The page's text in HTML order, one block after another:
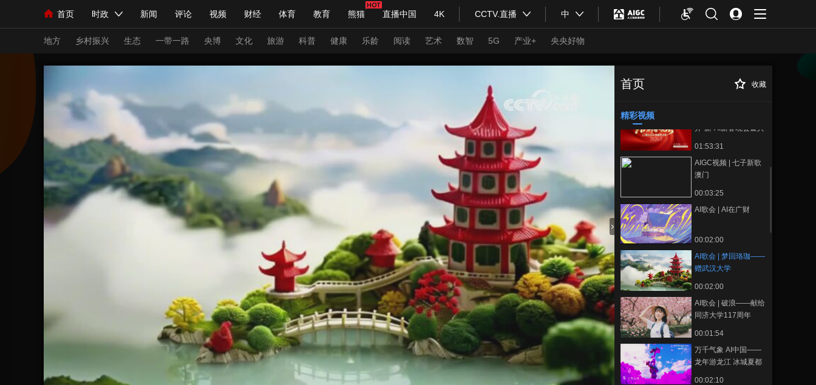
首页 时政 新闻 评论 视频 财经 体育 教育 熊猫 直播中国 4K CCTV.直播 中
人民领袖习近平 联播+ 中国领导人 央视快评 习式妙语 热解读 天天学习
直播 栏目大全 节目单 听音 微视频 主持人 下载央视影音
海外频道 iPanda English Монгол
地方 乡村振兴 生态 一带一路 央博 文化 旅游 科普 健康 乐龄 阅读 艺术 数智 5G 产业+ 央央好物
总台春晚
国内 国际 评论 经济 科技 法治 文娱 人物 图片
人民领袖习近平 联播+ 热解读 天天学习 习式妙语 光华锐评 锋面
小央视频 小央直播 直播中国 熊猫频道 VR/AR
现场 比划 快看 蓝海中国 新兵请入列
2026年冬奥会 NBA 中超 国足 国际足球 网球 综合体育 亚冬会
体育江湖 文化体育 冰雪道路 足球道路
一带一路 央博 非遗 文化 旅游 科普 健康 乐龄 阅读 艺术 汽车 数智 5G 产业+
大国保险 云顶对话 云起 超级工厂 智敬中国 全民健康 颜选攻略 海洋 时尚 天气 才艺 网展 央央好物
首页 收藏
精彩视频
AI歌会 | 梦回珞珈
AIGC视频 | 《谢公
开“新”AI新春晚会暨共
01:53:31
AIGC视频 | 七子新歌
澳门
00:03:25
AI歌会 | AI在广财
00:02:00
AI歌会 | 梦回珞珈——
赠武汉大学
00:02:00
AI歌会 | 破浪——献给
同济大学117周年
00:01:54
万千气象 AI中国——
龙年游龙江 冰城夏都
00:02:10